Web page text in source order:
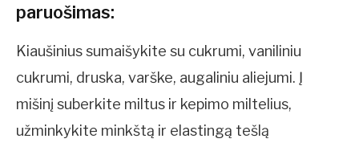
paruošimas:
Kiaušinius sumaišykite su cukrumi, vaniliniu
cukrumi, druska, varške, augaliniu aliejumi. Į
mišinį suberkite miltus ir kepimo miltelius,
užminkykite minkštą ir elastingą tešlą